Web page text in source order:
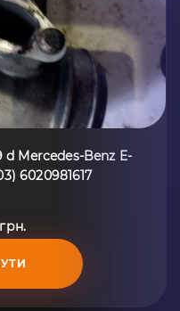
d Mercedes-Benz E-
6020981617